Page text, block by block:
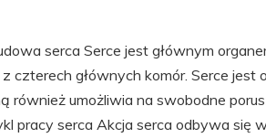
serca Serce jest głównym
czterech głównych komór. Serce jest
również umożliwia na swobodne
pracy serca Akcja serca odbywa się